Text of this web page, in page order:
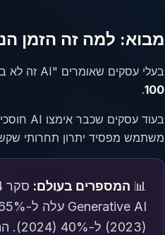
מבוא: למה זה הזמן
בעלי עסקים שאומרים "AI זה לא בשבילי" ב-2026 דומים לאלה שאמרו "אינטרנט זה לא בשבילי" ב-2002. ההבדל הפעם?
100
.
משתמש מפסיד יתרון תחרותי
📊 המספרים בעולם:
Generative AI עלה ל-65% -
(2023) ל-40% (2024). ההזדמנות לעסק שלכם - לא להשאר מאחור.